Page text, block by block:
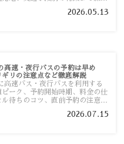
2026.05.13
高速・夜行バスの予約は早め
ギリの注意点など徹底解説
高速バス・夜行バスを利用する
ピーク、予約開始時期、料金の仕
待ちのコツ、直前予約の注意点
2026.07.15